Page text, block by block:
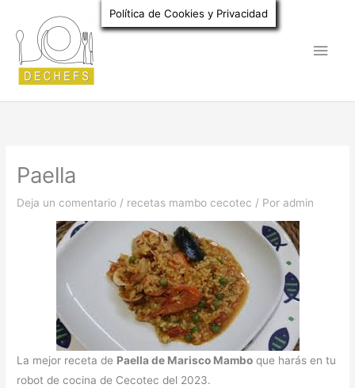
contenido
Paella
Deja un comentario / recetas mambo cecotec / Por admin
La mejor receta de Paella de Marisco Mambo que harás en tu
robot de cocina de Cecotec del 2023.
Política de Cookies y Privacidad